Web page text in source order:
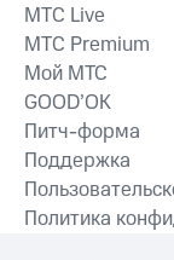
MTС Live
MTС Premium
Мой МТС
GOOD’OK
Питч-форма
Поддержка
Политика